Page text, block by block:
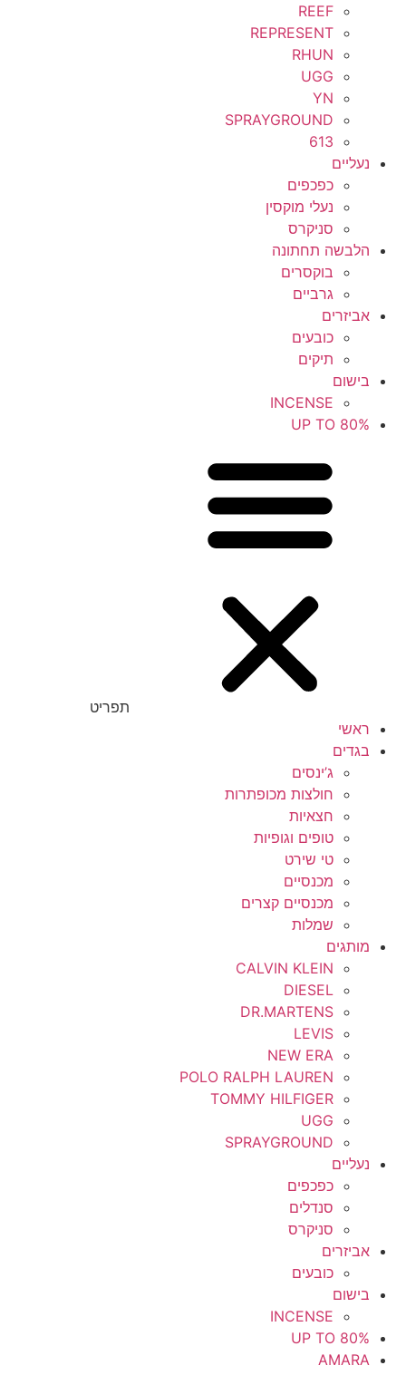
REEF
REPRESENT
RHUN
UGG
YN
SPRAYGROUND
613
נעליים
כפכפים
נעלי מוקסין
סניקרס
הלבשה תחתונה
בוקסרים
גרביים
אביזרים
כובעים
תיקים
בישום
INCENSE
UP TO 80%
תפריט
ראשי
בגדים
ג’ינסים
חולצות מכופתרות
חצאיות
טופים וגופיות
טי שירט
מכנסיים
מכנסיים קצרים
שמלות
מותגים
CALVIN KLEIN
DIESEL
DR.MARTENS
LEVIS
NEW ERA
POLO RALPH LAUREN
TOMMY HILFIGER
UGG
SPRAYGROUND
נעליים
כפכפים
סנדלים
סניקרס
אביזרים
כובעים
בישום
INCENSE
UP TO 80%
AMARA